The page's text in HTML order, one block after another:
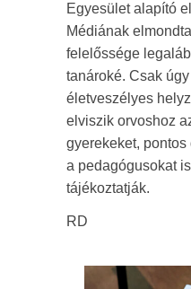
Egyesület alapító
Médiának
felelőssége
tanároké. Csak
életveszélyes
elviszik orvoshoz
gyerekeket,
a pedagógusokat
tájékoztatják.
RD